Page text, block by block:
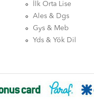
İlk Orta Lise
Ales & Dgs
Gys & Meb
Yds & Yök Dil